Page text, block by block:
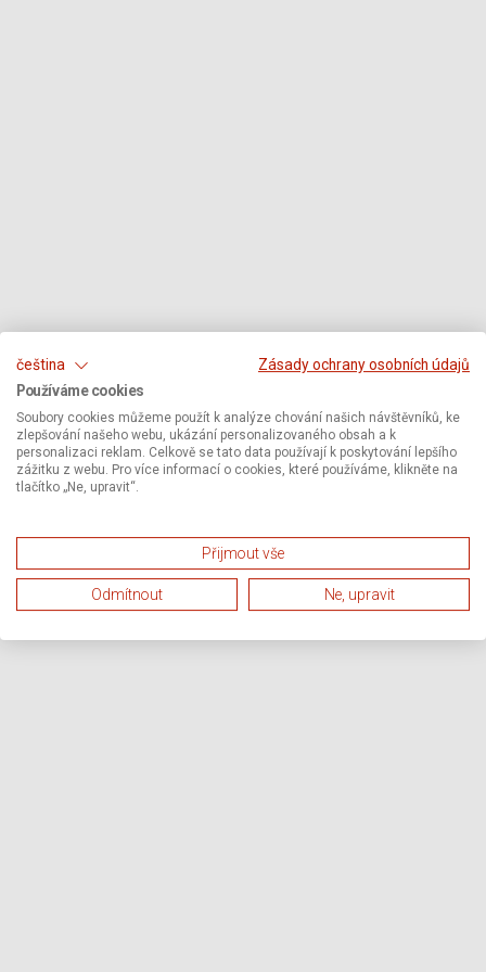
čeština
Zásady ochrany osobních údajů
Používáme cookies
Soubory cookies můžeme použít k analýze chování našich návštěvníků, ke
zlepšování našeho webu, ukázání personalizovaného obsah a k
personalizaci reklam. Celkově se tato data používají k poskytování lepšího
zážitku z webu. Pro více informací o cookies, které používáme, klikněte na
tlačítko „Ne, upravit“.
Přijmout vše
Odmítnout Ne, upravit